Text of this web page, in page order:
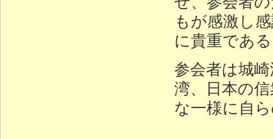
もが感激し
に貴重であ
参会者は城
湾、日本の
な一様に自